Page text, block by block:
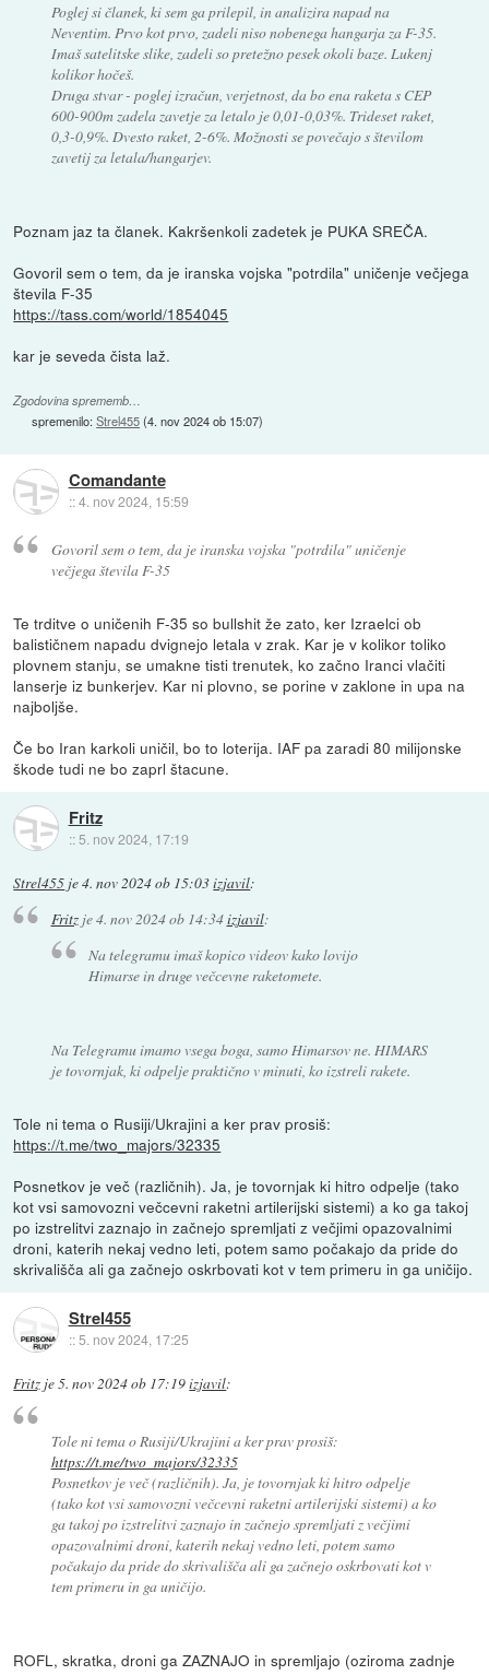
Poglej si članek, ki sem ga prilepil, in analizira napad na
Neventim. Prvo kot prvo, zadeli niso nobenega hangarja za F-35.
Imaš satelitske slike, zadeli so pretežno pesek okoli baze. Lukenj
kolikor hočeš.
Druga stvar - poglej izračun, verjetnost, da bo ena raketa s CEP
600-900m zadela zavetje za letalo je 0,01-0,03%. Trideset raket,
0,3-0,9%. Dvesto raket, 2-6%. Možnosti se povečajo s številom
zavetij za letala/hangarjev.
Poznam jaz ta članek. Kakršenkoli zadetek je PUKA SREČA.
Govoril sem o tem, da je iranska vojska "potrdila" uničenje večjega
števila F-35
https://tass.com/world/1854045
kar je seveda čista laž.
Zgodovina sprememb…
spremenilo:Strel455(4. nov 2024 ob 15:07)
Comandante
::4. nov 2024, 15:59
Govoril sem o tem, da je iranska vojska "potrdila" uničenje
večjega števila F-35
Te trditve o uničenih F-35 so bullshit že zato, ker Izraelci ob
balističnem napadu dvignejo letala v zrak. Kar je v kolikor toliko
plovnem stanju, se umakne tisti trenutek, ko začno Iranci vlačiti
lanserje iz bunkerjev. Kar ni plovno, se porine v zaklone in upa na
najboljše.
Če bo Iran karkoli uničil, bo to loterija. IAF pa zaradi 80 milijonske
škode tudi ne bo zaprl štacune.
Fritz
:: 5. nov 2024, 17:19
Strel455 je4. nov 2024 ob 15:03izjavil:
Fritzje4. nov 2024 ob 14:34izjavil:
Na telegramu imaš kopico videov kako lovijo
Himarse in druge večcevne raketomete.
Na Telegramu imamo vsega boga, samo Himarsov ne. HIMARS
je tovornjak, ki odpelje praktično v minuti, ko izstreli rakete.
Tole ni tema o Rusiji/Ukrajini a ker prav prosiš:
https://t.me/two_majors/32335
Posnetkov je več (različnih). Ja, je tovornjak ki hitro odpelje (tako
kot vsi samovozni večcevni raketni artilerijski sistemi) a ko ga takoj
po izstrelitvi zaznajo in začnejo spremljati z večjimi opazovalnimi
droni, katerih nekaj vedno leti, potem samo počakajo da pride do
skrivališča ali ga začnejo oskrbovati kot v tem primeru in ga uničijo.
Strel455
::5. nov 2024, 17:25
Fritz je5. nov 2024 ob 17:19izjavil:
Tole ni tema o Rusiji/Ukrajini a ker prav prosiš:
https://t.me/two_majors/32335
Posnetkov je več (različnih). Ja, je tovornjak ki hitro odpelje
(tako kot vsi samovozni večcevni raketni artilerijski sistemi) a ko
ga takoj po izstrelitvi zaznajo in začnejo spremljati z večjimi
opazovalnimi droni, katerih nekaj vedno leti, potem samo
počakajo da pride do skrivališča ali ga začnejo oskrbovati kot v
tem primeru in ga uničijo.
ROFL, skratka, droni ga ZAZNAJO in spremljajo (oziroma zadnje